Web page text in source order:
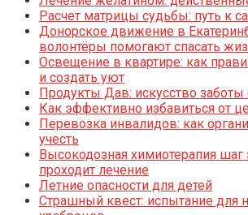
Расчет матрицы судьбы: путь к
Донорское движение в
волонтёры помогают спасать
Освещение в квартире: как
и создать уют
Продукты Дав: искусство заботы
Как эффективно избавиться от
Перевозка инвалидов: как
учесть
Высокодозная химиотерапия шаг
проходит лечение
Летние опасности для детей
Страшный квест: испытание для